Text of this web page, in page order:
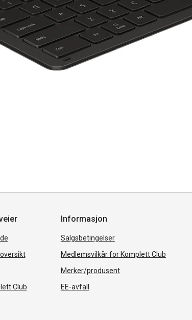
Club
Informasjon
Salgsbetingelser
Medlemsvilkår for Komplett Club
Merker/produsent
EE-avfall